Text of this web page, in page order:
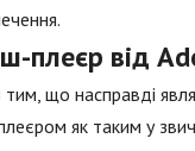
плеєр від
що насправді
як таким у